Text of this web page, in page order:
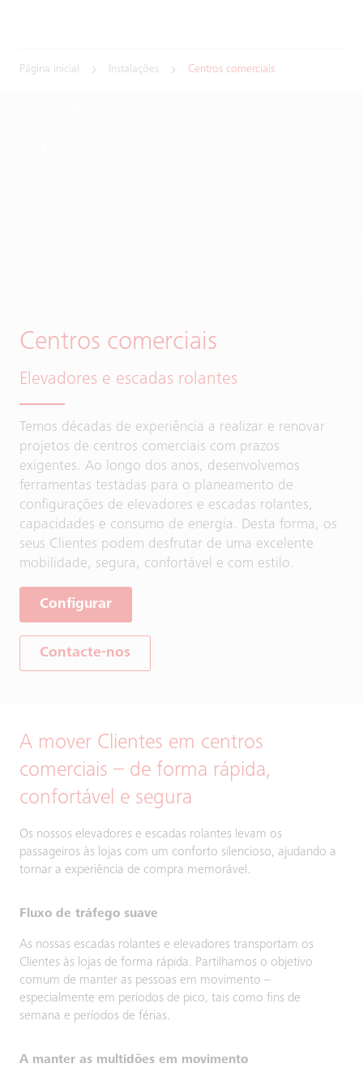
Página inicial Instalações Centros comerciais
Centros comerciais
Elevadores e escadas rolantes
Temos décadas de experiência a realizar e renovar
projetos de centros comerciais com prazos
exigentes. Ao longo dos anos, desenvolvemos
ferramentas testadas para o planeamento de
configurações de elevadores e escadas rolantes,
capacidades e consumo de energia. Desta forma, os
seus Clientes podem desfrutar de uma excelente
mobilidade, segura, confortável e com estilo.
Configurar
Contacte-nos
A mover Clientes em centros
comerciais – de forma rápida,
confortável e segura
Os nossos elevadores e escadas rolantes levam os
passageiros às lojas com um conforto silencioso, ajudando a
tornar a experiência de compra memorável.
Fluxo de tráfego suave
As nossas escadas rolantes e elevadores transportam os
Clientes às lojas de forma rápida. Partilhamos o objetivo
comum de manter as pessoas em movimento –
especialmente em períodos de pico, tais como fins de
semana e períodos de férias.
A manter as multidões em movimento